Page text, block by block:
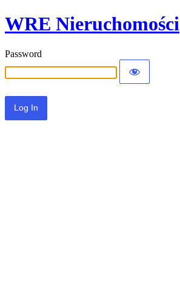
WRE Nieruchomości
Password